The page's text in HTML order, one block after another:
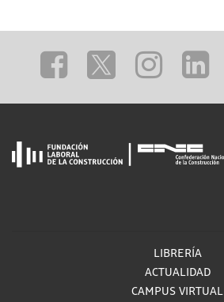
LIBRERÍA
ACTUALIDAD
CAMPUS VIRTUAL